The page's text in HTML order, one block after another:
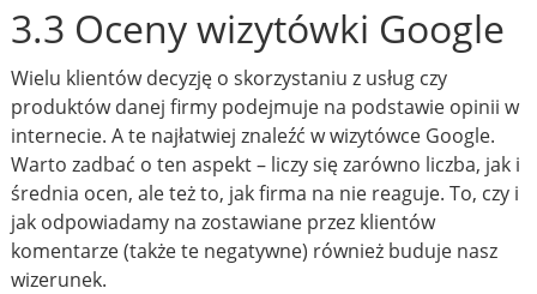
3.3 Oceny wizytówki Google
Wielu klientów decyzję o skorzystaniu z usług czy
produktów danej firmy podejmuje na podstawie opinii w
internecie. A te najłatwiej znaleźć w wizytówce Google.
Warto zadbać o ten aspekt – liczy się zarówno liczba, jak i
średnia ocen, ale też to, jak firma na nie reaguje. To, czy i
jak odpowiadamy na zostawiane przez klientów
komentarze (także te negatywne) również buduje nasz
wizerunek.